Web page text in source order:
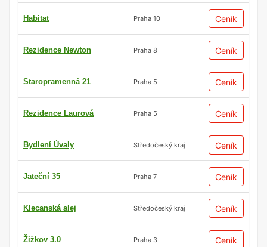
Habitat Praha 10 Ceník
Rezidence Newton Praha 8 Ceník
Staropramenná 21 Praha 5 Ceník
Rezidence Laurová Praha 5 Ceník
Bydlení Úvaly Středočeský kraj Ceník
Jateční 35 Praha 7 Ceník
Klecanská alej Středočeský kraj Ceník
Žižkov 3.0 Praha 3 Ceník